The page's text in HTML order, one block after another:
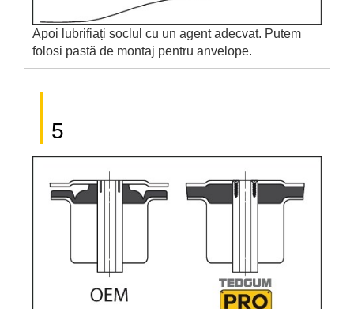
Apoi lubrifiați soclul cu un agent adecvat. Putem
folosi pastă de montaj pentru anvelope.
5